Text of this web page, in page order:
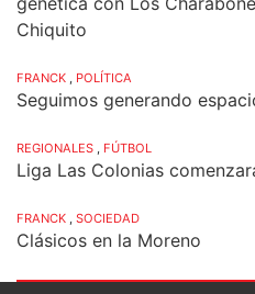
Chiquito
FRANCK , POLÍTICA
Seguimos generando
REGIONALES , FÚTBOL
Liga Las Colonias
FRANCK , SOCIEDAD
Clásicos en la Moreno